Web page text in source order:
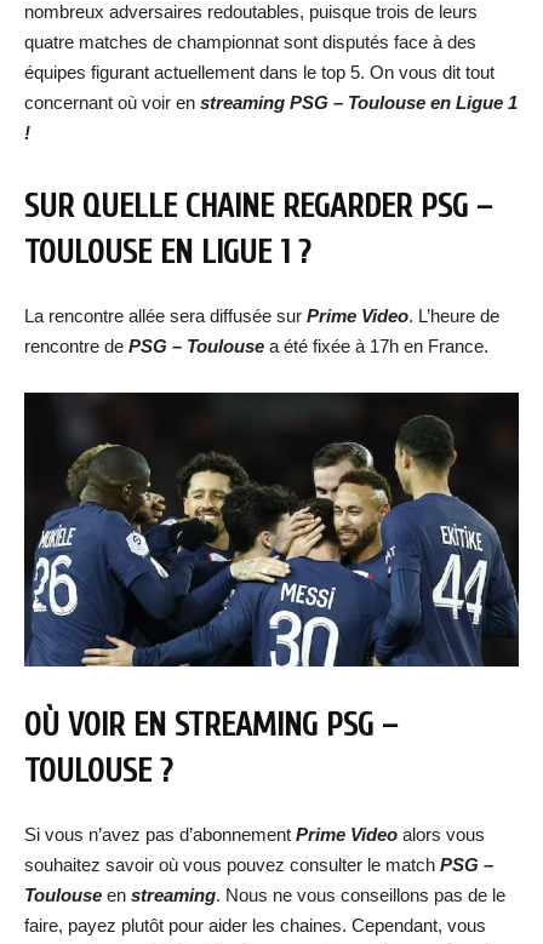
nombreux adversaires redoutables, puisque trois de leurs
quatre matches de championnat sont disputés face à des
équipes figurant actuellement dans le top 5. On vous dit tout
concernant où voir en streaming PSG – Toulouse en Ligue 1
!
SUR QUELLE CHAINE REGARDER PSG –
TOULOUSEEN LIGUE 1 ?
La rencontre allée sera diffusée sur Prime Video. L’heure de
rencontre de PSG – Toulouse a été fixée à 17h en France.
OÙ VOIR EN STREAMING PSG –
TOULOUSE?
Si vous n’avez pas d’abonnement Prime Video alors vous
souhaitez savoir où vous pouvez consulter le match PSG –
Toulouse en streaming. Nous ne vous conseillons pas de le
faire, payez plutôt pour aider les chaines. Cependant, vous